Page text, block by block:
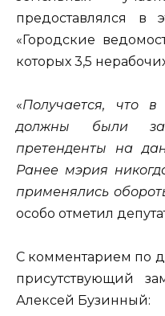
предоставлялся в
«Городские
которых 3,5
«Получается, что
должны были
претенденты на
Ранее мэрия
применялись
особо отметил
С комментарием по
присутствующий
Алексей Бузинный: